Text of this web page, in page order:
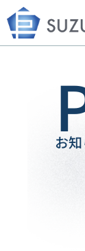
お